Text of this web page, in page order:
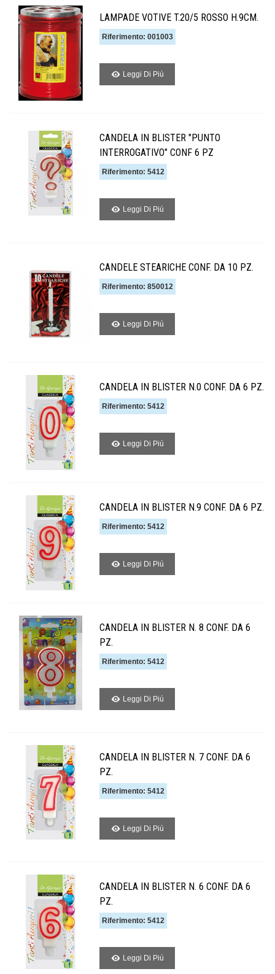
LAMPADE VOTIVE T.20/5 ROSSO H.9CM.
Riferimento: 001003
Leggi Di Piú
CANDELA IN BLISTER "PUNTO
INTERROGATIVO" CONF 6 PZ
Riferimento: 5412
Leggi Di Piú
CANDELE STEARICHE CONF. DA 10 PZ.
Riferimento: 850012
Leggi Di Piú
CANDELA IN BLISTER N.0 CONF. DA 6 PZ.
Riferimento: 5412
Leggi Di Piú
CANDELA IN BLISTER N.9 CONF. DA 6 PZ.
Riferimento: 5412
Leggi Di Piú
CANDELA IN BLISTER N. 8 CONF. DA 6
PZ.
Riferimento: 5412
Leggi Di Piú
CANDELA IN BLISTER N. 7 CONF. DA 6
PZ.
Riferimento: 5412
Leggi Di Piú
CANDELA IN BLISTER N. 6 CONF. DA 6
PZ.
Riferimento: 5412
Leggi Di Piú